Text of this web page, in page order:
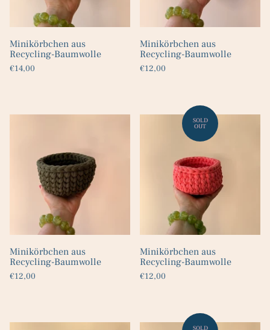
Minikörbchen aus
Recycling-Baumwolle
€14,00
Minikörbchen aus
Recycling-Baumwolle
€12,00
Minikörbchen aus
Recycling-Baumwolle
€12,00
Minikörbchen aus
Recycling-Baumwolle
€12,00